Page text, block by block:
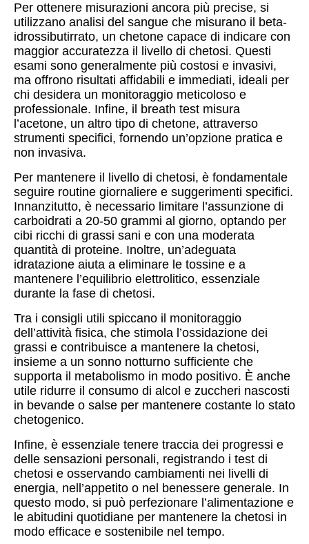
Per ottenere misurazioni ancora più precise, si
utilizzano analisi del sangue che misurano il beta-
idrossibutirrato, un chetone capace di indicare con
maggior accuratezza il livello di chetosi. Questi
esami sono generalmente più costosi e invasivi,
ma offrono risultati affidabili e immediati, ideali per
chi desidera un monitoraggio meticoloso e
professionale. Infine, il breath test misura
l’acetone, un altro tipo di chetone, attraverso
strumenti specifici, fornendo un’opzione pratica e
non invasiva.
Per mantenere il livello di chetosi, è fondamentale
seguire routine giornaliere e suggerimenti specifici.
Innanzitutto, è necessario limitare l’assunzione di
carboidrati a 20-50 grammi al giorno, optando per
cibi ricchi di grassi sani e con una moderata
quantità di proteine. Inoltre, un’adeguata
idratazione aiuta a eliminare le tossine e a
mantenere l’equilibrio elettrolitico, essenziale
durante la fase di chetosi.
Tra i consigli utili spiccano il monitoraggio
dell’attività fisica, che stimola l’ossidazione dei
grassi e contribuisce a mantenere la chetosi,
insieme a un sonno notturno sufficiente che
supporta il metabolismo in modo positivo. È anche
utile ridurre il consumo di alcol e zuccheri nascosti
in bevande o salse per mantenere costante lo stato
chetogenico.
Infine, è essenziale tenere traccia dei progressi e
delle sensazioni personali, registrando i test di
chetosi e osservando cambiamenti nei livelli di
energia, nell’appetito o nel benessere generale. In
questo modo, si può perfezionare l’alimentazione e
le abitudini quotidiane per mantenere la chetosi in
modo efficace e sostenibile nel tempo.